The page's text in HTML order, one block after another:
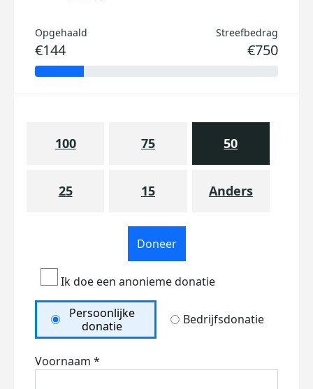
Opgehaald
€144
Streefbedrag
€750
100 75 50
25 15 Anders
Doneer
Ik doe een anonieme donatie
Persoonlijke
donatie
Bedrijfsdonatie
Voornaam *